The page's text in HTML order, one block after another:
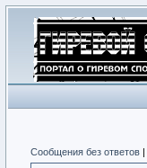
Сообщения без ответов |